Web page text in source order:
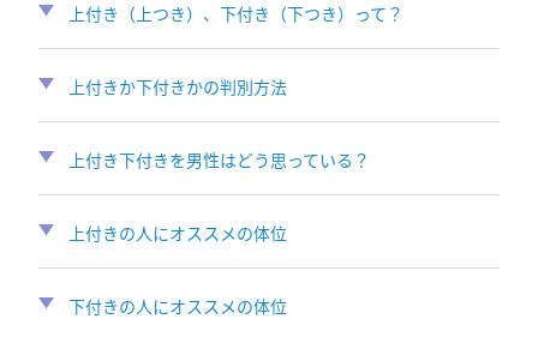
上付き（上つき）、下付き（下つき）って？
上付きか下付きかの判別方法
上付き下付きを男性はどう思っている？
上付きの人にオススメの体位
下付きの人にオススメの体位